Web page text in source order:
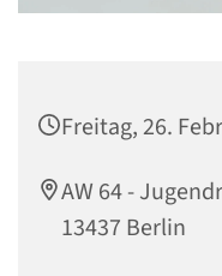
Freitag, 26.
AW 64 -
13437 Berlin